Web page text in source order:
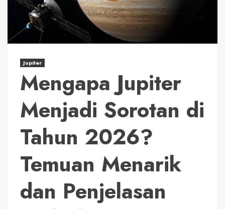
Jupiter
Mengapa Jupiter
Menjadi Sorotan di
Tahun 2026?
Temuan Menarik
dan Penjelasan